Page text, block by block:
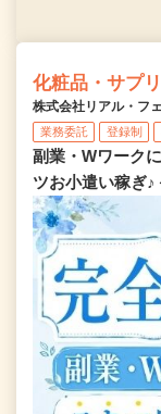
化粧品・サプ
株式会社リアル・フ
業務委託 登録制
副業・Wワーク
ツお小遣い稼ぎ♪